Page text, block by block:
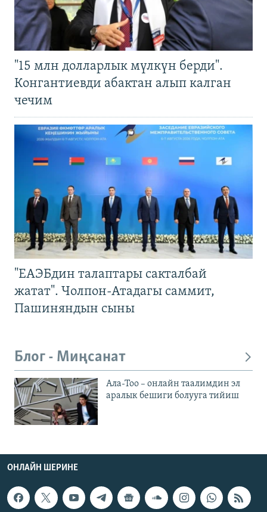
"15 млн долларлык мүлкүн берди".
Конгантиевди абактан алып калган
чечим
"ЕАЭБдин талаптары сакталбай
жатат". Чолпон-Атадагы саммит,
Пашиняндын сыны
Блог - Миңсанат
Ала-Тоо – онлайн таалимдин эл
аралык бешиги болууга тийиш
ОНЛАЙН ШЕРИНЕ